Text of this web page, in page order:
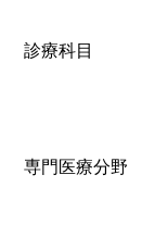
診療科目
専門医療分野